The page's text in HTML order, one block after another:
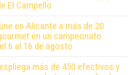
de tortuga boba en la playa
El Campello
en Alicante a más de 20
en un campeonato
6 al 16 de agosto